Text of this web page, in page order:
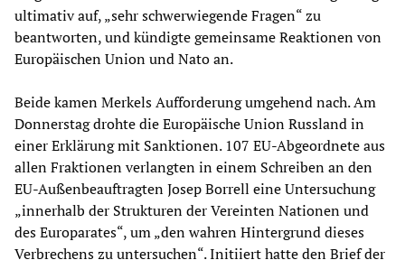
ultimativ auf, „sehr schwerwiegende Fragen“ zu
beantworten, und kündigte gemeinsame Reaktionen von
Europäischen Union und Nato an.
Beide kamen Merkels Aufforderung umgehend nach. Am
Donnerstag drohte die Europäische Union Russland in
einer Erklärung mit Sanktionen. 107 EU-Abgeordnete aus
allen Fraktionen verlangten in einem Schreiben an den
EU-Außenbeauftragten Josep Borrell eine Untersuchung
„innerhalb der Strukturen der Vereinten Nationen und
des Europarates“, um „den wahren Hintergrund dieses
Verbrechens zu untersuchen“. Initiiert hatte den Brief der